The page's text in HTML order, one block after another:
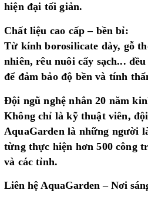
hiện đại tối giản.
Chất liệu cao cấp – bền bỉ:
Từ kính borosilicate dày, gỗ
nhiên, rêu nuôi cấy sạch...
để đảm bảo độ bền và tính
Đội ngũ nghệ nhân 20 năm
Không chỉ là kỹ thuật viên,
AquaGarden là những người
từng thực hiện hơn 500 công
và các tỉnh.
Liên hệ AquaGarden – Nơi